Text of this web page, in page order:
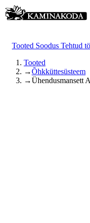
Tooted Soodus Tehtud
Tooted
→Õhkküttesüsteem
→Ühendusmansett